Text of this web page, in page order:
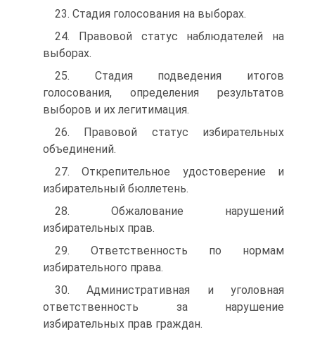
23. Стадия голосования на выборах.
24. Правовой статус наблюдателей на
выборах.
25. Стадия подведения итогов
голосования, определения результатов
выборов и их легитимация.
26. Правовой статус избирательных
объединений.
27. Открепительное удостоверение и
избирательный бюллетень.
28. Обжалование нарушений
избирательных прав.
29. Ответственность по нормам
избирательного права.
30. Административная и уголовная
ответственность за нарушение
избирательных прав граждан.